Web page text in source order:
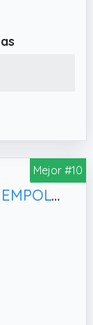
Mejor #10
Condor 4127-2565/1-ROSA EMPOLVADO-000 - Leotardo Calado Perle bebé-niños Color: Rosa EMPOLVADO Talla: 000